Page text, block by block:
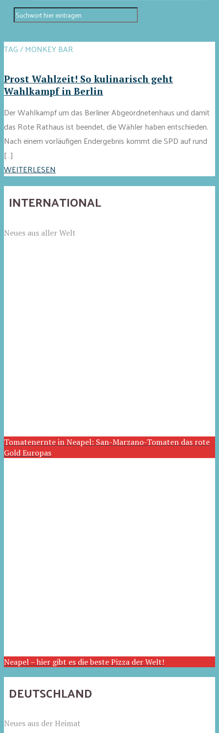
TAG / MONKEY BAR
Prost Wahlzeit! So kulinarisch geht
Wahlkampf in Berlin
Der Wahlkampf um das Berliner Abgeordnetenhaus und damit
das Rote Rathaus ist beendet, die Wähler haben entschieden.
Nach einem vorläufigen Endergebnis kommt die SPD auf rund
[…]
WEITERLESEN
INTERNATIONAL
Neues aus aller Welt
Tomatenernte in Neapel: San-Marzano-Tomaten das rote
Gold Europas
Neapel – hier gibt es die beste Pizza der Welt!
DEUTSCHLAND
Neues aus der Heimat